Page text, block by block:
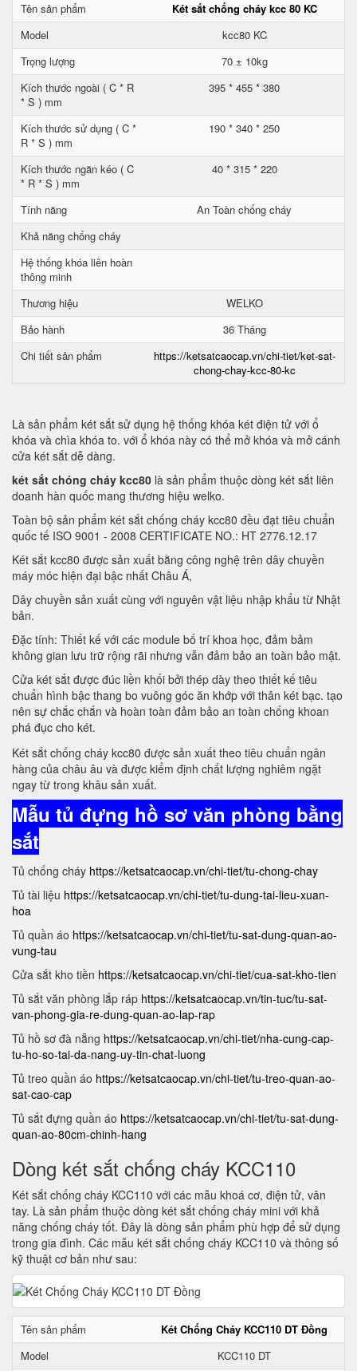
Tên sản phẩm
Két sắt chống cháy kcc 80 KC
Model
kcc80 KC
Trọng lượng
70 ± 10kg
Kích thước ngoài ( C * R
* S ) mm
395 * 455 * 380
Kích thước sử dụng ( C *
R * S ) mm
190 * 340 * 250
Kích thước ngăn kéo ( C
* R * S ) mm
40 * 315 * 220
Tính năng
An Toàn chống cháy
Khả năng chống cháy
Hệ thống khóa liên hoàn
thông minh
Thương hiệu
WELKO
Bảo hành
36 Tháng
Chi tiết sản phẩm
https://ketsatcaocap.vn/chi-tiet/ket-sat-
chong-chay-kcc-80-kc
Là sản phẩm két sắt sử dụng hệ thống khóa két điện tử với ổ
khóa và chìa khóa to. với ổ khóa này có thể mở khóa và mở cánh
cửa két sắt dễ dàng.
két sắt chóng cháy kcc80 là sản phẩm thuộc dòng két sắt liên
doanh hàn quốc mang thương hiệu welko.
Toàn bộ sản phẩm két sắt chống cháy kcc80 đều đạt tiêu chuẩn
quốc tế ISO 9001 - 2008 CERTIFICATE NO.: HT 2776.12.17
Két sắt kcc80 được sản xuất bằng công nghệ trên dây chuyền
máy móc hiện đại bậc nhất Châu Á,
Dây chuyền sản xuất cùng với nguyên vật liệu nhập khẩu từ Nhật
bản.
Đặc tính: Thiết kế với các module bố trí khoa học, đảm bảm
không gian lưu trữ rộng rãi nhưng vẫn đảm bảo an toàn bảo mật.
Cửa két sắt được đúc liền khối bởi thép dày theo thiết kế tiêu
chuẩn hình bậc thang bo vuông góc ăn khớp với thân két bạc. tạo
nên sự chắc chắn và hoàn toàn đảm bảo an toàn chống khoan
phá đục cho két.
Két sắt chống cháy kcc80 được sản xuất theo tiêu chuẩn ngân
hàng của châu âu và được kiểm định chất lượng nghiêm ngặt
ngay từ trong khâu sản xuất.
Mẫu tủ đựng hồ sơ văn phòng bằng
sắt
Tủ chống cháy https://ketsatcaocap.vn/chi-tiet/tu-chong-chay
Tủ tài liệu https://ketsatcaocap.vn/chi-tiet/tu-dung-tai-lieu-xuan-
hoa
Tủ quần áo https://ketsatcaocap.vn/chi-tiet/tu-sat-dung-quan-ao-
vung-tau
Cửa sắt kho tiền https://ketsatcaocap.vn/chi-tiet/cua-sat-kho-tien
Tủ sắt văn phòng lắp ráp https://ketsatcaocap.vn/tin-tuc/tu-sat-
van-phong-gia-re-dung-quan-ao-lap-rap
Tủ hồ sơ đà nẵng https://ketsatcaocap.vn/chi-tiet/nha-cung-cap-
tu-ho-so-tai-da-nang-uy-tin-chat-luong
Tủ treo quần áo https://ketsatcaocap.vn/chi-tiet/tu-treo-quan-ao-
sat-cao-cap
Tủ sắt đựng quần áo https://ketsatcaocap.vn/chi-tiet/tu-sat-dung-
quan-ao-80cm-chinh-hang
Dòng két sắt chống cháy KCC110
Két sắt chống cháy KCC110 với các mẫu khoá cơ, điện tử, vân
tay. Là sản phẩm thuộc dòng két sắt chống cháy mini với khả
năng chống cháy tốt. Đây là dòng sản phẩm phù hợp để sử dụng
trong gia đình. Các mẫu két sắt chống cháy KCC110 và thông số
kỹ thuật cơ bản như sau:
Tên sản phẩm
Két Chống Cháy KCC110 DT Đồng
Model
KCC110 DT